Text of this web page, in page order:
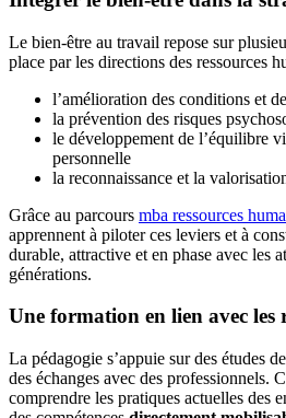
Le bien-être au travail repose sur
place par les directions des ressources
l’amélioration des conditions et
la prévention des risques
le développement de l’équilibre
personnelle
la reconnaissance et la
Grâce au parcours mba ressources
apprennent à piloter ces leviers et à
durable, attractive et en phase avec les
générations.
Une formation en lien avec les
La pédagogie s’appuie sur des études
des échanges avec des professionnels.
comprendre les pratiques actuelles des